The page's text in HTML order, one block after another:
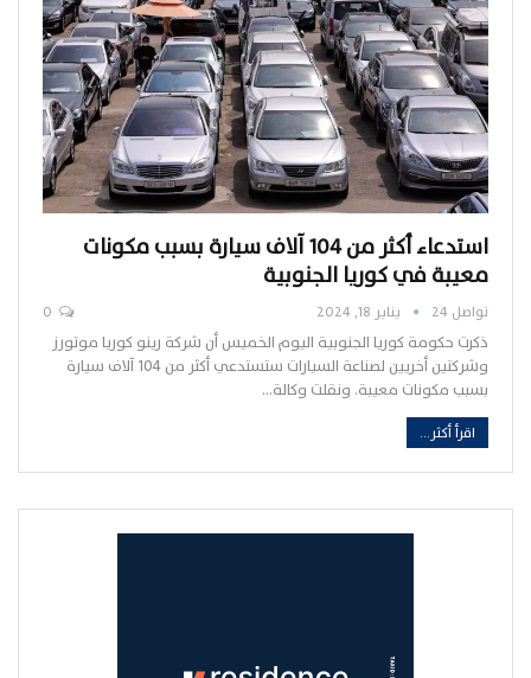
استدعاء أكثر من 104 آلاف سيارة بسبب مكونات
معيبة في كوريا الجنوبية
تواصل 24 يناير 18, 2024
ذكرت حكومة كوريا الجنوبية اليوم الخميس أن شركة رينو كوريا موتورز
وشركتين أخريين لصناعة السيارات ستستدعي أكثر من 104 آلاف سيارة
بسبب مكونات معيبة. ونقلت وكالة…
اقرأ أكثر...